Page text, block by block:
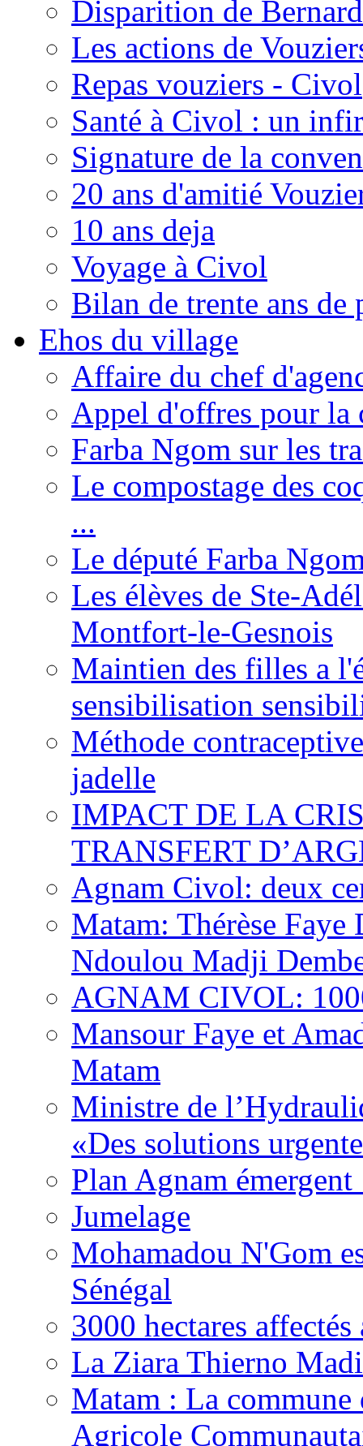
Disparition de
Les actions de
Repas vouziers - Civol
Santé à Civol : un
Signature de la
20 ans d'amitié
10 ans deja
Voyage à Civol
Bilan de trente ans
Ehos du village
Affaire du chef
Appel d'offres pour la
Farba Ngom sur les
Le compostage des
...
Le député Farba
Les élèves de Ste-
Montfort-le-Gesnois
Maintien des filles a
sensibilisation
Méthode
jadelle
IMPACT DE LA
TRANSFERT
Agnam Civol: deux
Matam: Thérèse
Ndoulou Madji
AGNAM CIVOL:
Mansour Faye et
Matam
Ministre de
«Des solutions
Plan Agnam
Jumelage
Mohamadou N'Gom
Sénégal
3000 hectares
La Ziara Thierno
Matam : La
Agricole